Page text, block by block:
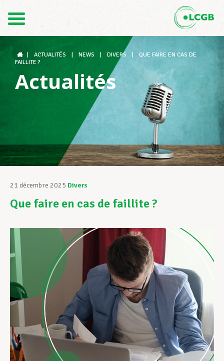
DE
Le LCGB
Structures syndicales
Assistance au Travail
Vos droits
Assistance en vie privée
Développement professionnel
Devenir Membre
ACTUALITÉS NEWS DIVERS
QUE FAIRE EN CAS DE
FAILLITE ?
Actualités
21 décembre 2025 Divers
Que faire en cas de faillite ?